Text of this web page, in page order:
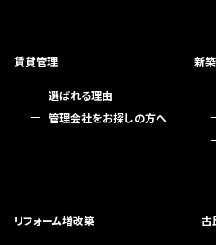
賃貸管理
選ばれる理由
管理会社をお探しの方へ
新
リフォーム増改築 古